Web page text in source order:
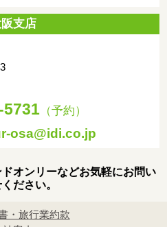
支店
5731 （予約）
osa@idi.co.jp
オンリーなどお気軽にお問い
ださい。
・旅行業約款